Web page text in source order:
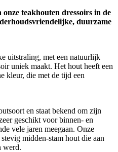
teakhouten dressoirs in de
duurzame
uitstraling, met een natuurlijk
uniek maakt. Het hout heeft een
kleur, die met de tijd een
en staat bekend om zijn
geschikt voor binnen- en
vele jaren meegaan. Onze
midden-stam hout die aan
werd.